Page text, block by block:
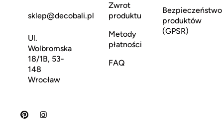
sklep@decobali.pl
Ul.
Wolbromska
18/1B, 53-
148
Wrocław
Zwrot
produktu
Metody
płatności
FAQ
Bezpieczeństwo
produktów
(GPSR)